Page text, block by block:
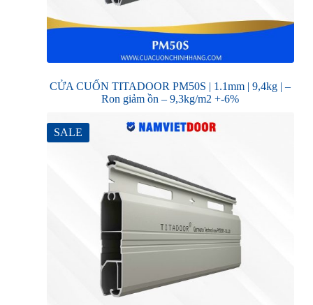
CỬA CUỐN TITADOOR PM50S | 1.1mm | 9,4kg | –
Ron giảm ồn – 9,3kg/m2 +-6%
SALE